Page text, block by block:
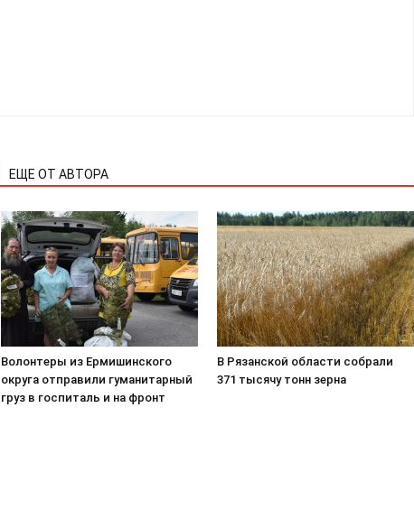
ЕЩЕ ОТ АВТОРА
Волонтеры из Ермишинского
округа отправили гуманитарный
груз в госпиталь и на фронт
В Рязанской области собрали
371 тысячу тонн зерна